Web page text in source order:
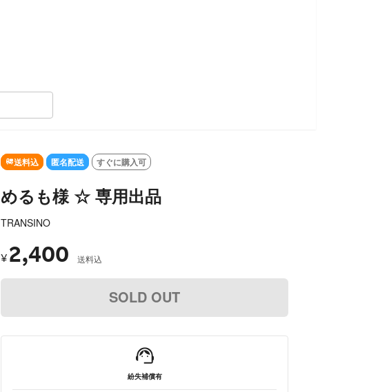
SOLD OUT
送料込 匿名配送 すぐに購入可
めるも様 ☆ 専用出品
TRANSINO
¥ 2,400 送料込
SOLD OUT
紛失補償有